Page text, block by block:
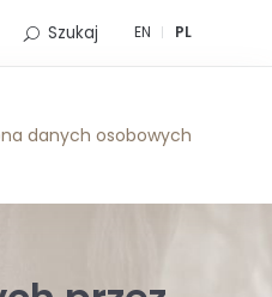
EN PL
Szukaj
danych osobowych